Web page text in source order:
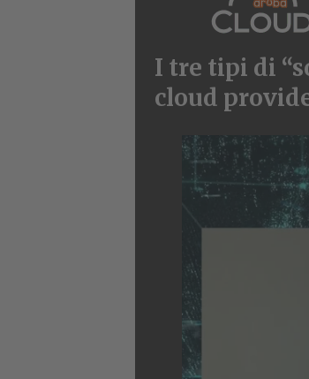
I tre tipi di
cloud